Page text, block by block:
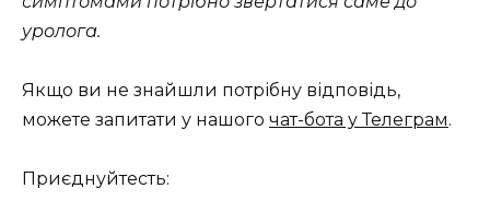
уролога.
Якщо ви не знайшли потрібну відповідь,
можете запитати у нашого чат-бота у Телеграм.
Приєднуйтесть: